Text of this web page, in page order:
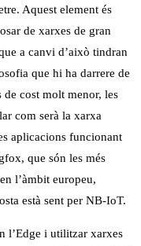
Aquest element és
de xarxes de gran
a canvi d’això tindran
que hi ha darrere de
cost molt menor, les
com serà la xarxa
aplicacions funcionant
que són les més
l’àmbit europeu,
està sent per NB-IoT.
l’Edge i utilitzar xarxes